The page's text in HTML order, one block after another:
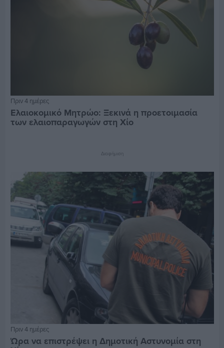
Πριν 4 ημέρες
Ελαιοκομικό Μητρώο: Ξεκινά η προετοιμασία
των ελαιοπαραγωγών στη Χίο
Διαφήμιση
Πριν 4 ημέρες
Ώρα να επιστρέψει η Δημοτική Αστυνομία στη